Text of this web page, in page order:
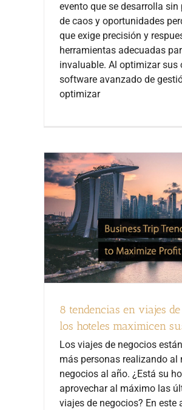
evento que se desarrolla
de caos y oportunidades
que exige precisión y
herramientas adecuadas
invaluable. Al optimizar sus
software avanzado de
optimizar
8 tendencias en viajes
los hoteles maximicen
Los viajes de negocios
más personas realizando al
negocios al año. ¿Está su
aprovechar al máximo las
viajes de negocios? En este